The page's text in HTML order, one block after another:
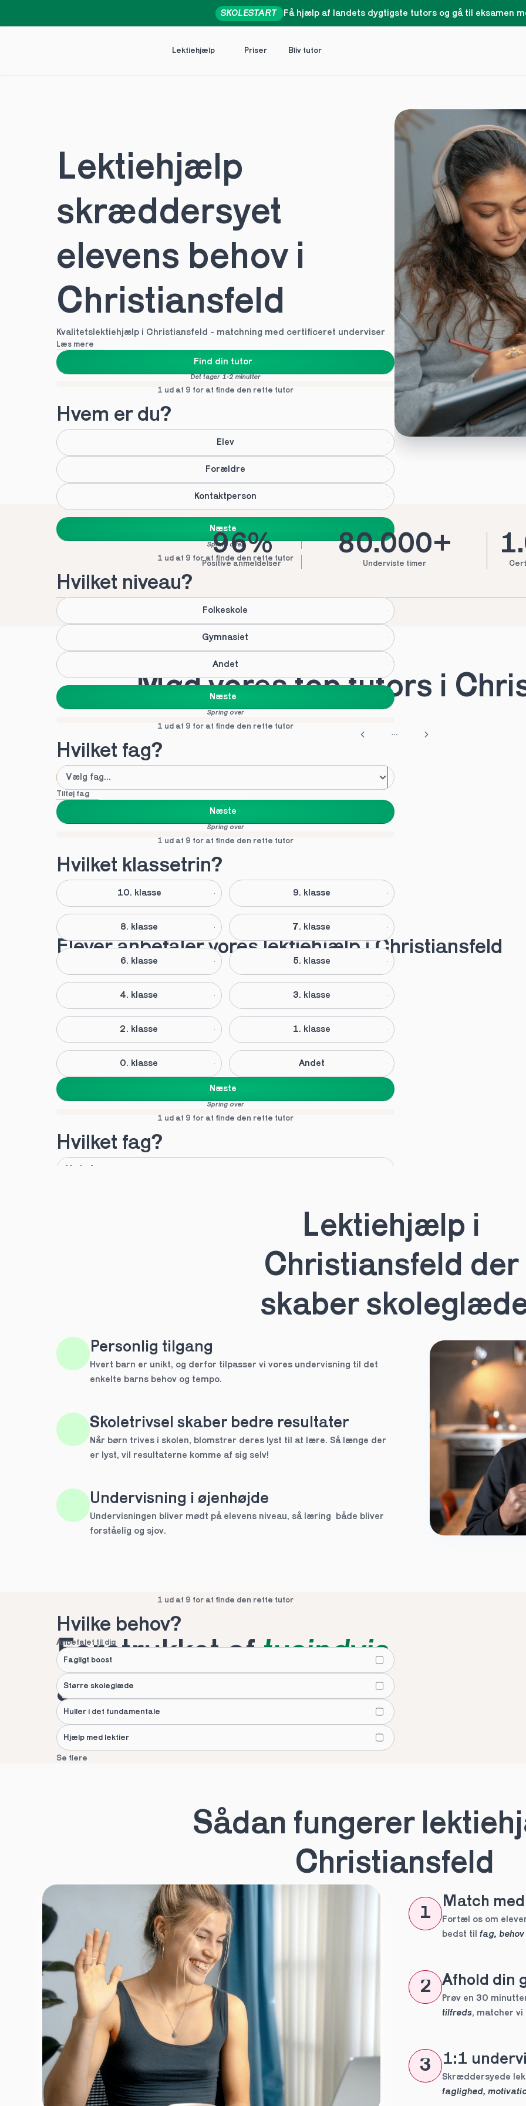
Priser
Lektiehjælp Bliv tutor
Få hjælp af landets dygtigste tutors og gå til eksamen
SKOLESTART
Lektiehjælp
skræddersyet
elevens behov i
Christiansfeld
Kvalitetslektiehjælp i Christiansfeld - matchning med certificeret underviser
Læs mere
Find din tutor
Det tager 1-2 minutter
1 ud af 9 for at finde den rette tutor
Hvem er du?
Elev
Forældre
Kontaktperson
Næste
Spring over
1 ud af 9 for at finde den rette tutor
Hvilket niveau?
Folkeskole
Gymnasiet
Andet
Næste
Spring over
1 ud af 9 for at finde den rette tutor
Hvilket fag?
Tilføj fag
Næste
Spring over
1 ud af 9 for at finde den rette tutor
Hvilket klassetrin?
10. klasse 9. klasse
8. klasse 7. klasse
6. klasse 5. klasse
4. klasse 3. klasse
2. klasse 1. klasse
0. klasse Andet
Næste
Spring over
1 ud af 9 for at finde den rette tutor
Hvilket fag?
1 ud af 9 for at finde den rette tutor
HHX
HTX
IB EUX
Næste
Spring over
1 ud af 9 for at finde den rette tutor
Hvilken årgang?
1.g 3.g
1 ud af 9 for at finde den rette tutor
Hvilke behov?
Anbefalet til dig
Fagligt boost
Større skoleglæde
Huller i det fundamentale
Hjælp med lektier
Se flere
1 ud af 9 for at finde den rette tutor
Hvad hedder du?
Næste
Opbevares sikkert - oplysninger deles aldrig
1 ud af 9 for at finde den rette tutor
Hvordan kontakter vi dig?
Telefon*
Email *
Tilmeld nyhedsbrev
Fortsæt
For at booke gratis prøvetime - ingen forpligtelser
96%
Positive anmeldelser
80.000+
Underviste timer
Mød vores top tutors i
Elever anbefaler vores lektiehjælp i Christiansfeld
Lektiehjælp i
Christiansfeld der
skaber
Personlig tilgang
Hvert barn er unikt, og derfor tilpasser vi vores undervisning til det
enkelte barns behov og tempo.
Skoletrivsel skaber bedre resultater
Når børn trives i skolen, blomstrer deres lyst til at lære. Så længe der
er lyst, vil resultaterne komme af sig selv!
Undervisning i øjenhøjde
Undervisningen bliver mødt på elevens niveau, så læring  både bliver
forståelig og sjov.
Foretrukket af tusindvis
af danske familier
Sådan fungerer
Christiansfeld
1
Match
Fortæl os om
bedst til fag,
2 Afhold din
Prøv en 30
tilfreds, matcher vi
3 1:1
faglighed,